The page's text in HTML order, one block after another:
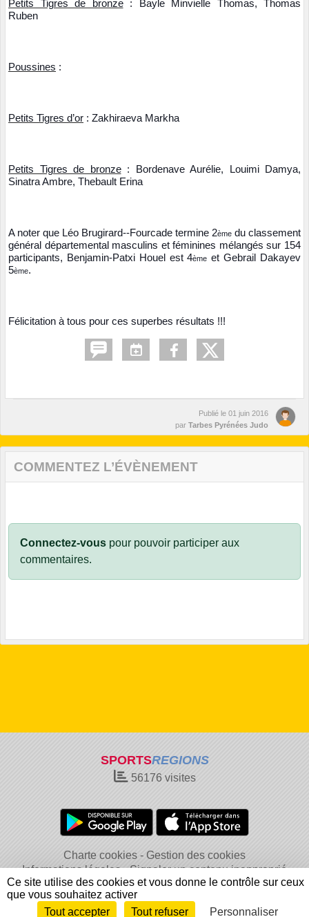
Petits Tigres de bronze: Bayle Minvielle Thomas, Thomas
Ruben
Poussines :
Petits Tigres d’or : Zakhiraeva Markha
Petits Tigres de bronze: Bordenave Aurélie, Louimi Damya,
Sinatra Ambre, Thebault Erina
A noter que Léo Brugirard--Fourcade termine 2ème du classement
général départemental masculins et féminines mélangés sur 154
participants, Benjamin-Patxi Houel est 4ème et Gebrail Dakayev
5ème.
Félicitation à tous pour ces superbes résultats !!!
Publié le 01 juin 2016
par Tarbes Pyrénées Judo
COMMENTEZ L’ÉVÈNEMENT
Connectez-vous pour pouvoir participer aux
commentaires.
SPORTSREGIONS
56176visites
Charte cookies
Gestion des cookies
Informations légales
Signaler un contenu inapproprié
Envie de participer ? Connexion
Ce site utilise des cookies et vous donne le contrôle sur ceux
que vous souhaitez activer
Tout accepter
Tout refuser Personnaliser